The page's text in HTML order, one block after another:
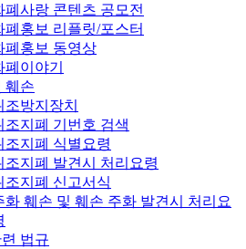
폐사랑 콘텐츠 공모전
폐홍보 리플릿/포스터
폐홍보 동영상
폐이야기
훼손
조방지장치
조지폐 기번호 검색
조지폐 식별요령
조지폐 발견시 처리요령
조지폐 신고서식
화 훼손 및 훼손 주화 발견시 처리요
법규